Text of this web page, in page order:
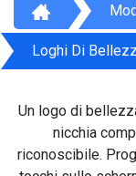
Loghi Di
Un logo di
nicchia
riconoscibile.